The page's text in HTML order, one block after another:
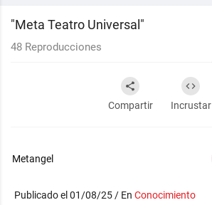
"Meta Teatro Universal"
48 Reproducciones
Compartir Incrustar
Metangel
Publicado el 01/08/25 / En Conocimiento